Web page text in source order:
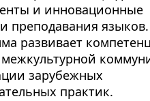
и инновационные
преподавания языков.
развивает
межкультурной
зарубежных
практик.